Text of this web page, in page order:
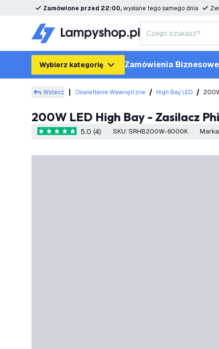
Zamówione przed 22:00,wysłane tego samego dnia
Wybierz kategorię Zamówienia Biznesowe
Wstecz Oświetlenie Wewnętrzne High Bay LED
200W LED High Bay - Zasilacz
5 Gwiazdki oceny
5.0 (4) SKU: SRHB200W-6000K Marka